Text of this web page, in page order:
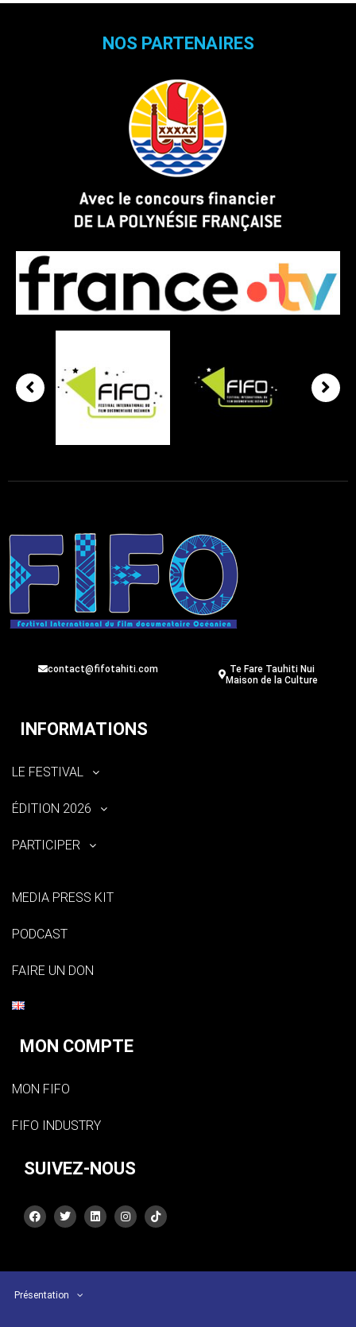
NOS PARTENAIRES
contact@fifotahiti.com
Te Fare Tauhiti Nui
Maison de la Culture
INFORMATIONS
LE FESTIVAL
ÉDITION 2026
PARTICIPER
MEDIA PRESS KIT
PODCAST
FAIRE UN DON
MON COMPTE
MON FIFO
FIFO INDUSTRY
SUIVEZ-NOUS
Présentation